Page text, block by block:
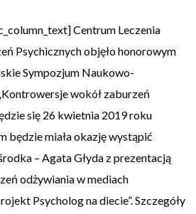
Centrum Leczenia
Psychicznych objęło honorowym
Sympozjum Naukowo-
wokół zaburzeń
się 26 kwietnia 2019 roku
będzie miała okazję wystąpić
– Agata Głyda z prezentacją
odżywiania w mediach
Psycholog na diecie”. Szczegóły